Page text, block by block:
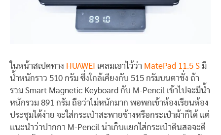
ในหน้าสเปคทาง HUAWEI เคลมเอาไว้ว่า MatePad 11.5 S มี
น้ำหนักราว 510 กรัม ซึ่งใกล้เคียงกับ 515 กรัมบนตาชั่ง ถ้า
รวม Smart Magnetic Keyboard กับ M-Pencil เข้าไปจะมีน้ำ
หนักรวม 891 กรัม ถือว่าไม่หนักมาก พอพกเข้าห้องเรียนห้อง
ประชุมได้ง่าย จะใส่กระเป๋าสะพายข้างหรือกระเป๋าผ้าก็ได้ แต่
แนะนำว่าปากกา M-Pencil น่าเก็บแยกใส่กระเป๋าดินสอจะดี